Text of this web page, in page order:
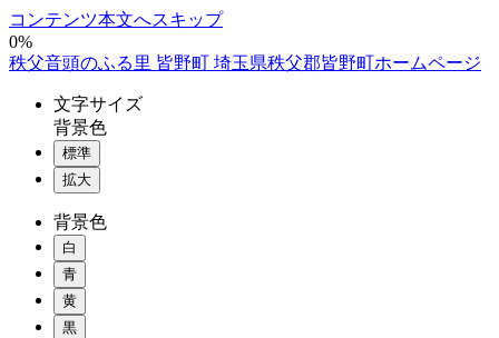
コンテンツ本文へスキップ
0%
秩父音頭のふる里 皆野町 埼玉県秩父郡皆野町ホームページ
文字サイズ
背景色
標準
拡大
背景色
白
青
黄
黒